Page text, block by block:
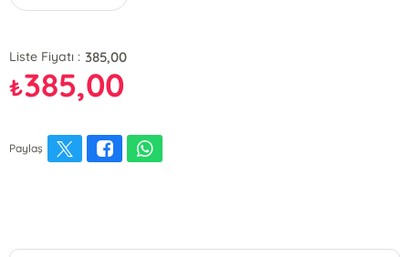
Liste Fiyatı : 385,00
₺385,00
Paylaş